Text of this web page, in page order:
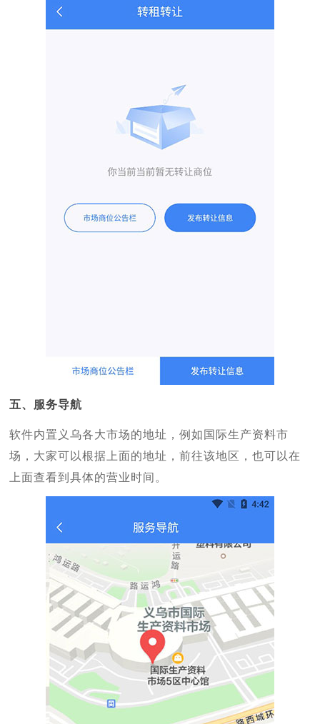
五、服务导航
软件内置义乌各大市场的地址，例如国际生产资料市
场，大家可以根据上面的地址，前往该地区，也可以在
上面查看到具体的营业时间。